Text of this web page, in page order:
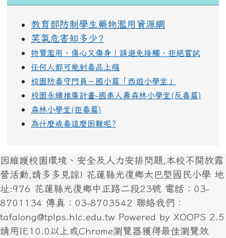
教育部防制學生藥物濫用資源網
笑氣危害知多少?
物質濫用，傷心又傷身！請避免接觸，拒絕嘗試
任何人都可能對毒品上癮
校園防毒守門員－國小篇「西遊小學堂」
校園永續推廣計畫-國泰人壽森林小學堂(反毒篇)
森林小學堂(拒毒篇)
為什麼戒毒這麼困難呢?
因維護校園環境、安全及人力安排問題,本校不開放露
營活動,請多多見諒! 花蓮縣光復鄉太巴塱國民小學 地
址:976 花蓮縣光復鄉中正路二段23號 電話：03-
8701134 傳真：03-8703542 聯絡我們：
tafalong@tplps.hlc.edu.tw Powered by XOOPS 2.5
請用IE10.0以上或Chrome瀏覽器獲得最佳瀏覽效